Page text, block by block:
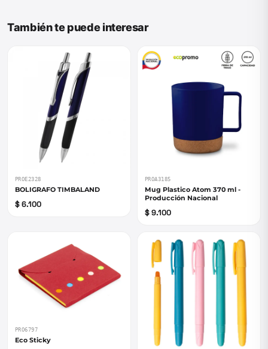
También te puede interesar
PROE2328
BOLIGRAFO TIMBALAND
$ 6.100
PROA3185
Mug Plastico Atom 370 ml -
Producción Nacional
$ 9.100
PRO6797
Eco Sticky